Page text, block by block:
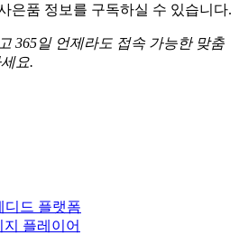
은품 정보를 구독하실 수 있습니다.
365일 언제라도 접속 가능한 맞춤
요.
디드 플랫폼
플레이어